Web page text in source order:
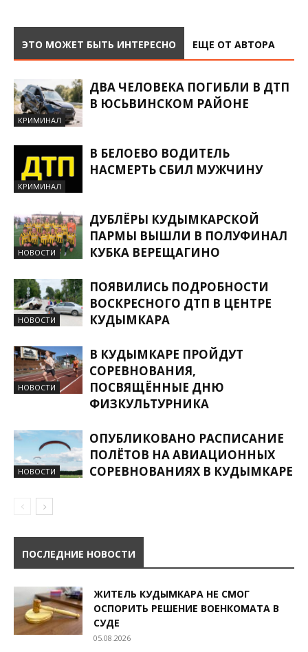
ЭТО МОЖЕТ БЫТЬ ИНТЕРЕСНО ЕЩЕ ОТ АВТОРА
КРИМИНАЛ
ДВА ЧЕЛОВЕКА ПОГИБЛИ В ДТП
В ЮСЬВИНСКОМ РАЙОНЕ
КРИМИНАЛ
В БЕЛОЕВО ВОДИТЕЛЬ
НАСМЕРТЬ СБИЛ МУЖЧИНУ
НОВОСТИ
ДУБЛЁРЫ КУДЫМКАРСКОЙ
ПАРМЫ ВЫШЛИ В ПОЛУФИНАЛ
КУБКА ВЕРЕЩАГИНО
НОВОСТИ
ПОЯВИЛИСЬ ПОДРОБНОСТИ
ВОСКРЕСНОГО ДТП В ЦЕНТРЕ
КУДЫМКАРА
НОВОСТИ
В КУДЫМКАРЕ ПРОЙДУТ
СОРЕВНОВАНИЯ,
ПОСВЯЩЁННЫЕ ДНЮ
ФИЗКУЛЬТУРНИКА
НОВОСТИ
ОПУБЛИКОВАНО РАСПИСАНИЕ
ПОЛЁТОВ НА АВИАЦИОННЫХ
СОРЕВНОВАНИЯХ В КУДЫМКАРЕ
ПОСЛЕДНИЕ НОВОСТИ
ЖИТЕЛЬ КУДЫМКАРА НЕ СМОГ
ОСПОРИТЬ РЕШЕНИЕ ВОЕНКОМАТА В
СУДЕ
05.08.2026